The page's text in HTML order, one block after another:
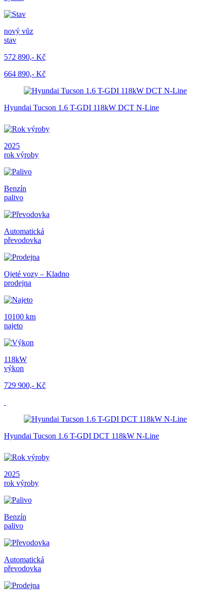
nový vůz
stav
572 890,- Kč
664 890,- Kč
Hyundai Tucson 1.6 T-GDI 118kW DCT N-Line
2025
rok výroby
Benzín
palivo
Automatická
převodovka
Ojeté vozy – Kladno
prodejna
10100 km
najeto
118kW
výkon
729 900,- Kč
Hyundai Tucson 1.6 T-GDI DCT 118kW N-Line
2025
rok výroby
Benzín
palivo
Automatická
převodovka